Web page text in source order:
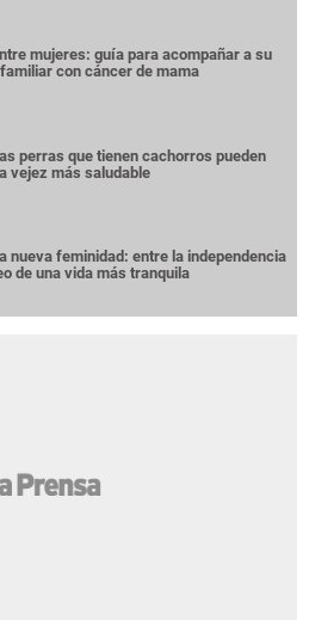
mujeres: guía para acompañar a su
con cáncer de mama
perras que tienen cachorros pueden
vejez más saludable
nueva feminidad: entre la independencia
de una vida más tranquila